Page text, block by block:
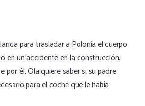
para trasladar a Polonia el cuerpo
en un accidente en la construcción.
por él, Ola quiere saber si su padre
para el coche que le había